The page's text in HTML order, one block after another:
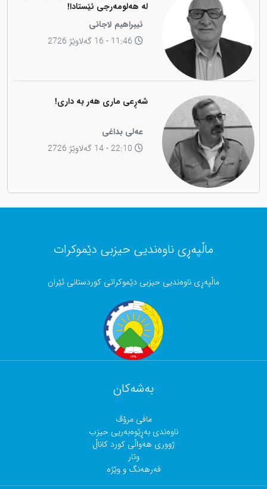
لە هەلومەرجی ئێستادا!
ئیبراهیم لاجانی
شەڕعی ماری هەر بە داری!
عەلی بداغی
ماڵپەڕی ناوەندیی حیزبی دێموکرات
ماڵپەڕی ناوەندیی حیزبی دێموکراتی کوردستانی ئێران
بەشەکان
مافی مرۆڤ
ناوەندی بەڕێوەبەریی حیزب
ژووری هەواڵی کورد کاناڵ
وتار
فەرهەنگ و وێژە